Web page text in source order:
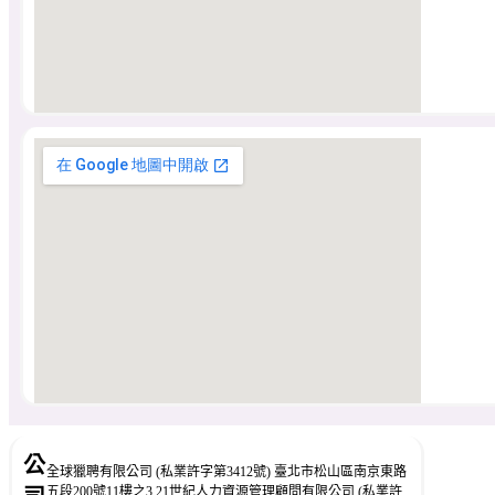
公全球獵聘有限公司 (私業許字第3412號) 臺北市松山區南京東路
五段200號11樓之3 21世紀人力資源管理顧問有限公司 (私業許